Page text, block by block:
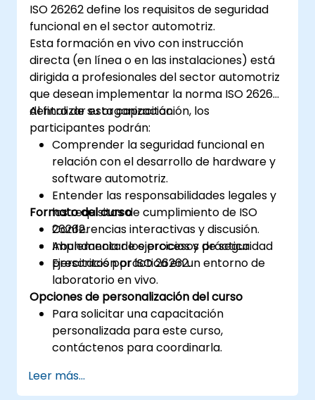
ISO 26262 define los requisitos de seguridad
funcional en el sector automotriz.
Esta formación en vivo con instrucción
directa (en línea o en las instalaciones) está
dirigida a profesionales del sector automotriz
que desean implementar la norma ISO 26262
dentro de su organización.
Al finalizar esta capacitación, los
participantes podrán:
Comprender la seguridad funcional en
relación con el desarrollo de hardware y
software automotriz.
Entender las responsabilidades legales y
los requisitos de cumplimiento de ISO
26262.
Implementar los procesos de seguridad
prescritos por ISO 26262.
Formato del curso
Conferencias interactivas y discusión.
Abundancia de ejercicios y práctica.
Ejercitación práctica en un entorno de
laboratorio en vivo.
Opciones de personalización del curso
Para solicitar una capacitación
personalizada para este curso,
contáctenos para coordinarla.
Leer más...